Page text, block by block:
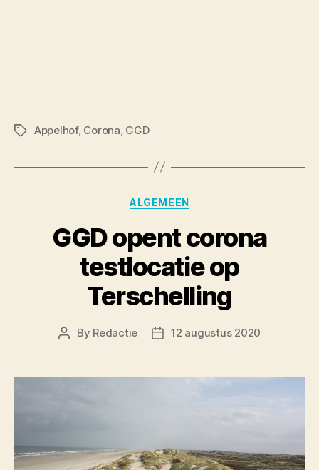
TagsAppelhof, Corona GGD
Categories
ALGEMEEN
GGD opent corona
testlocatie op
Terschelling
Post
By Redactie
Post12 augustus 2020